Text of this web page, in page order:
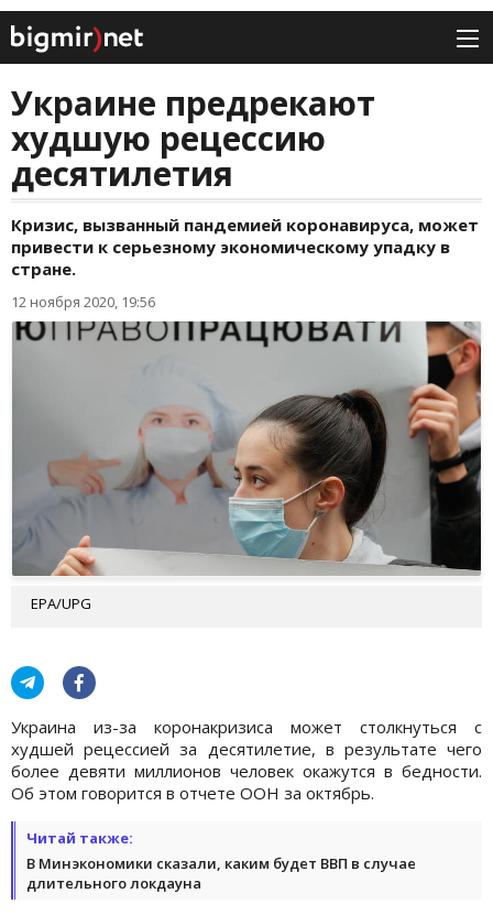
Украине предрекают
худшую рецессию
десятилетия
Кризис, вызванный пандемией коронавируса, может
привести к серьезному экономическому упадку в
стране.
12 ноября 2020, 19:56
EPA/UPG
Украина из-за коронакризиса может столкнуться с
худшей рецессией за десятилетие, в результате чего
более девяти миллионов человек окажутся в бедности.
Об этом говорится в отчете ООН за октябрь.
Читай также:
В Минэкономики сказали, каким будет ВВП в случае
длительного локдауна